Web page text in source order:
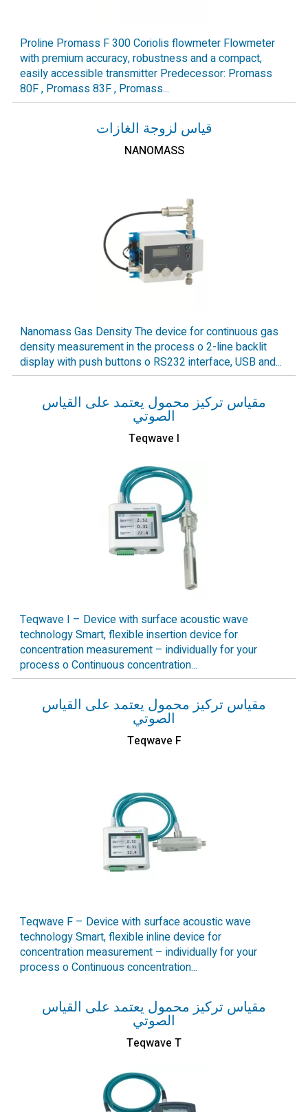
Proline Promass F 300 Coriolis flowmeter Flowmeter
with premium accuracy, robustness and a compact,
easily accessible transmitter Predecessor: Promass
80F , Promass 83F , Promass...
قياس لزوجة الغازات
NANOMASS
Nanomass Gas Density The device for continuous gas
density measurement in the process o 2-line backlit
display with push buttons o RS232 interface, USB and...
مقياس تركيز محمول يعتمد على القياس
الصوتي
Teqwave I
Teqwave I – Device with surface acoustic wave
technology Smart, flexible insertion device for
concentration measurement – individually for your
process o Continuous concentration...
مقياس تركيز محمول يعتمد على القياس
الصوتي
Teqwave F
Teqwave F – Device with surface acoustic wave
technology Smart, flexible inline device for
concentration measurement – individually for your
process o Continuous concentration...
مقياس تركيز محمول يعتمد على القياس
الصوتي
Teqwave T